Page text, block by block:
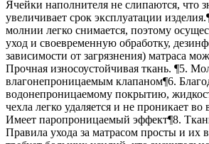
Ячейки наполнителя не слипаются, что
увеличивает срок эксплуатации
молнии легко снимается, поэтому
уход и своевременную обработку,
зависимости от загрязнения) матраса
Прочная износоустойчивая ткань. ¶5.
влагонепроницаемым клапаном¶6.
водонепроницаемому покрытию,
чехла легко удаляется и не проникает во
Имеет паропроницаемый эффект¶8.
Правила ухода за матрасом просты и их